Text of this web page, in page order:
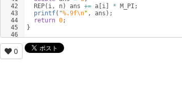
42
43
44
45
46
REP( i, n) ans += a[ i] * M_PI ;
printf( "%.9f\n" , ans ) ;
return 0;
}
0